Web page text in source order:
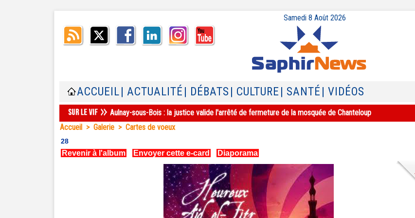
Samedi 8 Août 2026
ACCUEIL | ACTUALITÉ | DÉBATS | CULTURE | SANTÉ | VIDÉOS
Aulnay-sous-Bois : la justice valide l'arrêté de fermeture de la mosquée de Chanteloup
Accueil > Galerie > Cartes de voeux
28
Revenir à l'album Envoyer cette e-card Diaporama